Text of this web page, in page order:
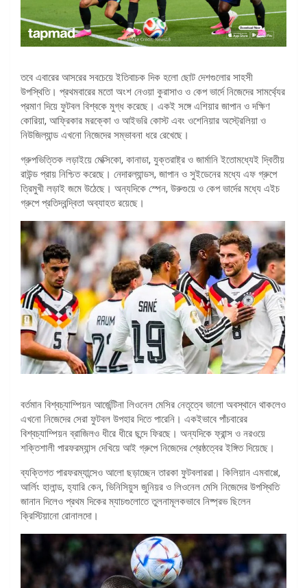
তবে এবারের আসরের সবচেয়ে ইতিবাচক দিক হলো ছোট দেশগুলোর সাহসী
উপস্থিতি। প্রথমবারের মতো অংশ নেওয়া কুরাসাও ও কেপ ভার্দে নিজেদের সামর্থ্যের
প্রমাণ দিয়ে ফুটবল বিশ্বকে মুগ্ধ করেছে। একই সঙ্গে এশিয়ার জাপান ও দক্ষিণ
কোরিয়া, আফ্রিকার মরক্কো ও আইভরি কোস্ট এবং ওশেনিয়ার অস্ট্রেলিয়া ও
নিউজিল্যান্ড এখনো নিজেদের সম্ভাবনা ধরে রেখেছে।
গ্রুপভিত্তিক লড়াইয়ে মেক্সিকো, কানাডা, যুক্তরাষ্ট্র ও জার্মানি ইতোমধ্যেই দ্বিতীয়
রাউন্ড প্রায় নিশ্চিত করেছে। নেদারল্যান্ডস, জাপান ও সুইডেনের মধ্যে এফ গ্রুপে
ত্রিমুখী লড়াই জমে উঠেছে। অন্যদিকে স্পেন, উরুগুয়ে ও কেপ ভার্দের মধ্যে এইচ
গ্রুপে প্রতিদ্বন্দ্বিতা অব্যাহত রয়েছে।
বর্তমান বিশ্বচ্যাম্পিয়ন আর্জেন্টিনা লিওনেল মেসির নেতৃত্বে ভালো অবস্থানে থাকলেও
এখনো নিজেদের সেরা ফুটবল উপহার দিতে পারেনি। একইভাবে পাঁচবারের
বিশ্বচ্যাম্পিয়ন ব্রাজিলও ধীরে ধীরে ছন্দে ফিরছে। অন্যদিকে ফ্রান্স ও নরওয়ে
শক্তিশালী পারফরম্যান্স দেখিয়ে আই গ্রুপে নিজেদের শ্রেষ্ঠত্বের ইঙ্গিত দিয়েছে।
ব্যক্তিগত পারফরম্যান্সেও আলো ছড়াচ্ছেন তারকা ফুটবলাররা। কিলিয়ান এমবাপ্পে,
আর্লিং হালান্ড, হ্যারি কেন, ভিনিসিয়ুস জুনিয়র ও লিওনেল মেসি নিজেদের উপস্থিতি
জানান দিলেও প্রথম দিকের ম্যাচগুলোতে তুলনামূলকভাবে নিষ্প্রভ ছিলেন
ক্রিস্টিয়ানো রোনালদো।